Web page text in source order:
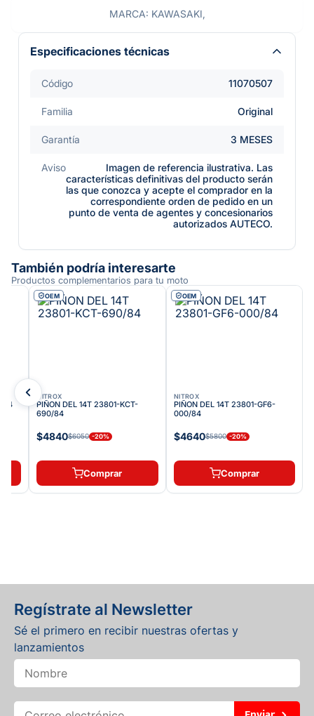
MARCA: KAWASAKI,
Especificaciones técnicas
Código 11070507
Familia Original
Garantía 3 MESES
Aviso
Imagen de referencia ilustrativa. Las
características definitivas del producto serán
las que conozca y acepte el comprador en la
correspondiente orden de pedido en un
punto de venta de agentes y concesionarios
autorizados AUTECO.
También podría interesarte
Productos complementarios para tu moto
84
OEM
NITROX
PIÑON DEL 14T 23801-KCT-
690/84
$4840$6050 -20%
Comprar
OEM
NITROX
PIÑON DEL 14T 23801-GF6-
000/84
$4640$5800 -20%
Comprar
Regístrate al Newsletter
Sé el primero en recibir nuestras ofertas y
lanzamientos